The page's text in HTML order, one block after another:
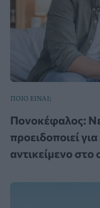
ΠΟΙΟ ΕΙΝΑΙ;
Πονοκέφαλος:
προειδοποιεί
αντικείμενο στο